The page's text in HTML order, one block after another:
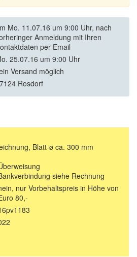
Mo. 11.07.16 um 9:00 Uhr, nach
Anmeldung mit Ihren
per Email
25.07.16 um 9:00 Uhr
Versand möglich
Rosdorf
Blatt-ø ca. 300 mm
siehe Rechnung
nur Vorbehaltspreis in Höhe von
80,-